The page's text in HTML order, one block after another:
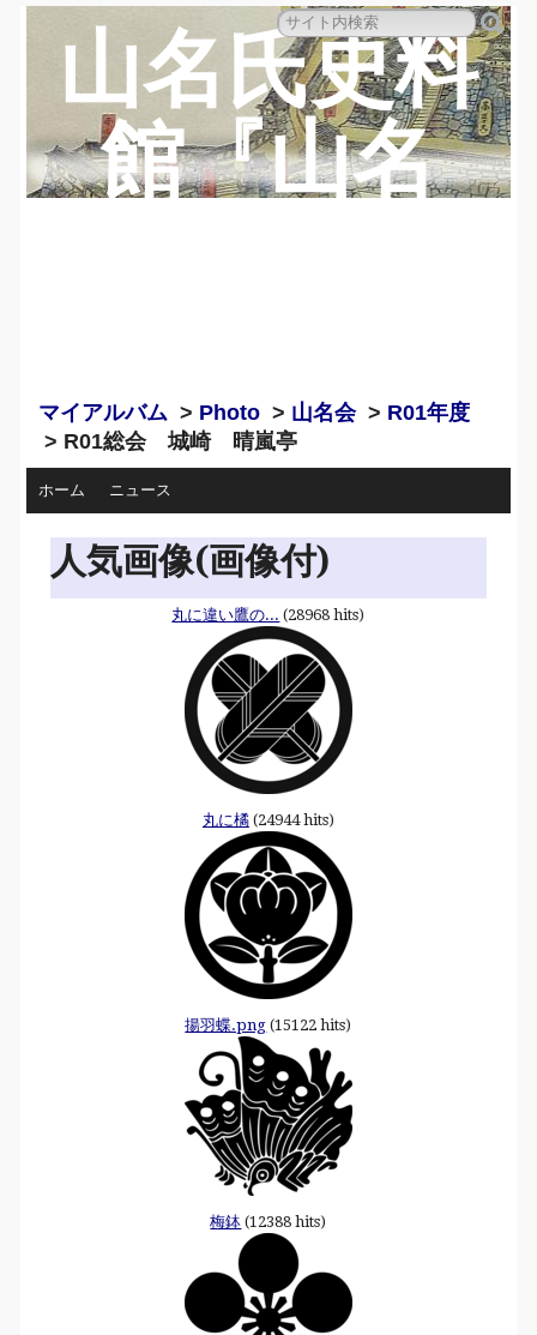
山名氏史料
館『山名
マイアルバム > Photo > 山名会> R01年度
> R01総会 城崎 晴嵐亭
ホーム ニュース
人気画像(画像付)
丸に違い鷹の... (28968 hits)
丸に橘(24944 hits)
揚羽蝶.png (15122 hits)
梅鉢 (12388 hits)